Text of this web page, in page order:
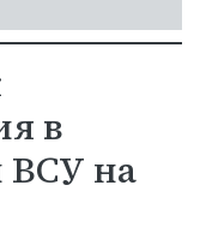
в
ВСУ на